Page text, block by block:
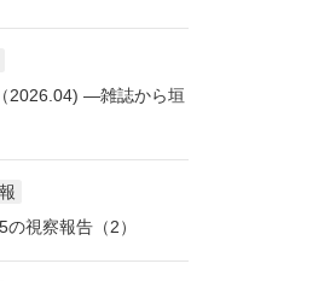
2026.04) ―雑誌から垣
視察報告（2）